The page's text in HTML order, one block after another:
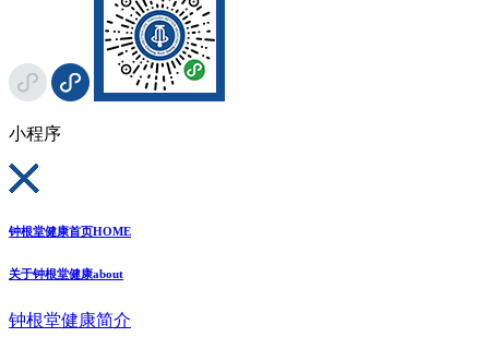
小程序
钟根堂健康首页HOME
关于钟根堂健康about
钟根堂健康简介